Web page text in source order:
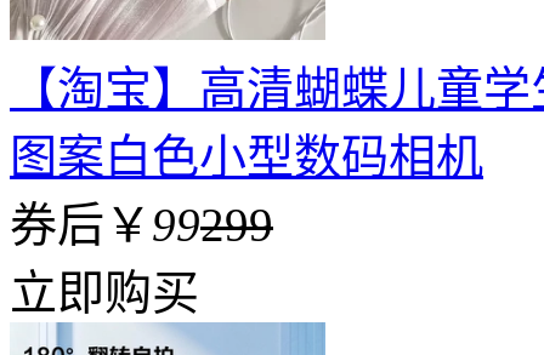
【淘宝】高清蝴蝶儿童
图案白色小型数码相机
券后￥99299
立即购买